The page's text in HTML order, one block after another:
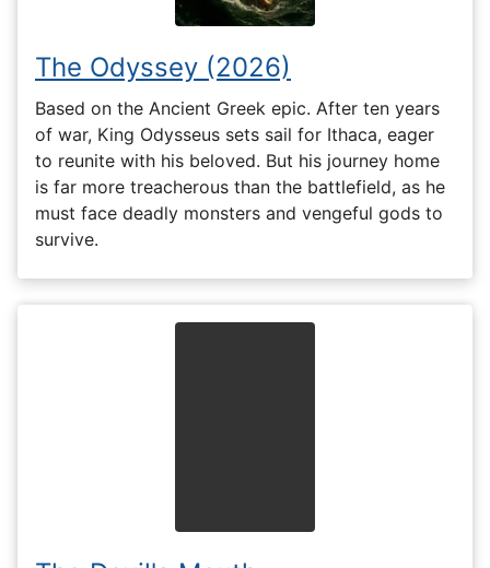
The Odyssey (2026)
Based on the Ancient Greek epic. After ten years
of war, King Odysseus sets sail for Ithaca, eager
to reunite with his beloved. But his journey home
is far more treacherous than the battlefield, as he
must face deadly monsters and vengeful gods to
survive.